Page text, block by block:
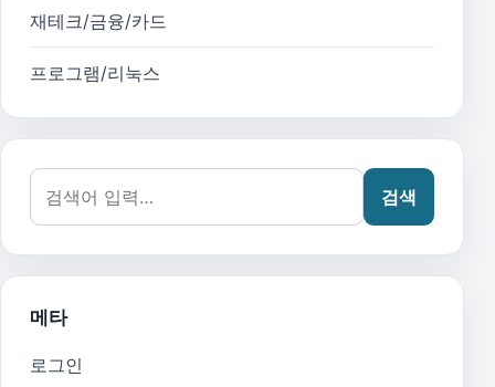
재테크/금융/카드
프로그램/리눅스
검색어:
검색
메타
로그인